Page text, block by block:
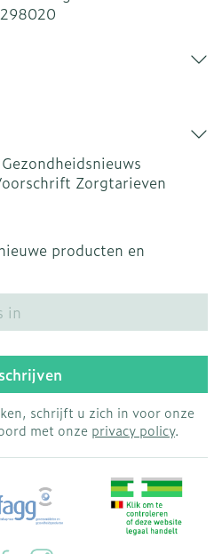
Gezondheidsnieuws
Zorgtarieven
producten en
schrijft u zich in voor onze
met onze privacy policy.